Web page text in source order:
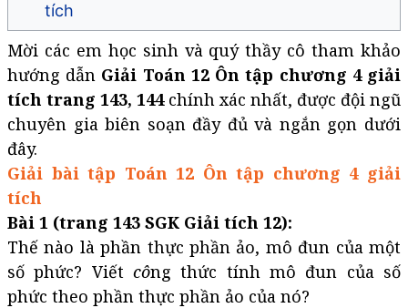
tích
Mời các em học sinh và quý thầy cô tham khảo
hướng dẫn Giải Toán 12 Ôn tập chương 4 giải
tích trang 143, 144chính xác nhất, được đội ngũ
chuyên gia biên soạn đầy đủ và ngắn gọn dưới
đây.
Giải bài tập Toán 12 Ôn tập chương 4 giải
tích
Bài 1 (trang 143 SGK Giải tích 12):
Thế nào là phần thực phần ảo, mô đun của một
số phức? Viết công thức tính mô đun của số
phức theo phần thực phần ảo của nó?